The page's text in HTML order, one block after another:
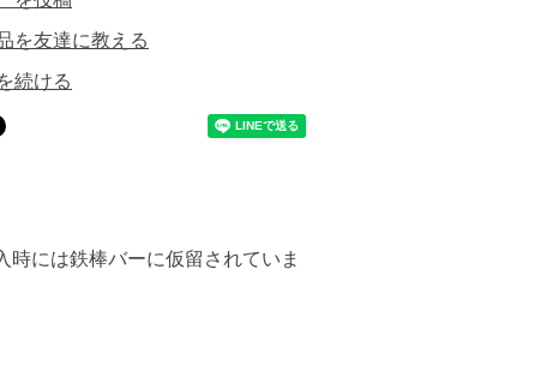
を友達に教える
続ける
には鉄棒バーに仮留されていま